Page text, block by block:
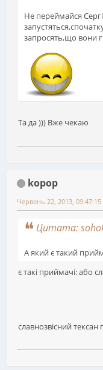
Не переймайся
запросять,що вони
Та да ))) Вже чекаю
kopop
Червень 22, 2013, 09:47:15
Цитата:
А який є такий
є такі приймачі: або
славнозвісний тексан